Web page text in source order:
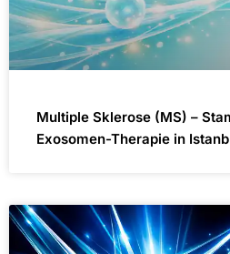
Multiple Sklerose (MS) –
Exosomen-Therapie in